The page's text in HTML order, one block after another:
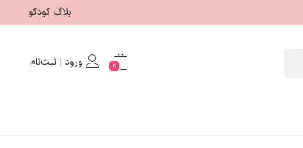
بلاگ کودکو
0 ورود | ثبت‌نام